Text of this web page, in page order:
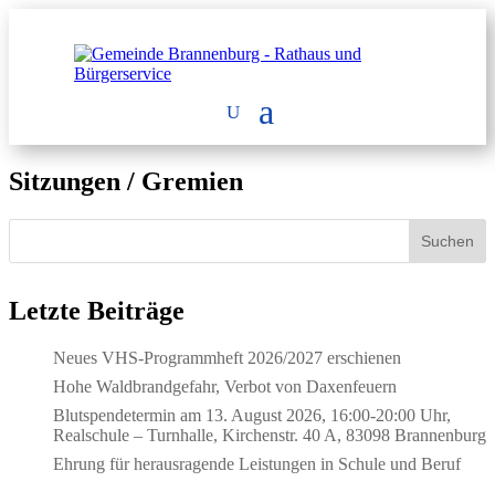
Sitzungen / Gremien
Suchen
Letzte Beiträge
Neues VHS-Programmheft 2026/2027 erschienen
Hohe Waldbrandgefahr, Verbot von Daxenfeuern
Blutspendetermin am 13. August 2026, 16:00-20:00 Uhr,
Realschule – Turnhalle, Kirchenstr. 40 A, 83098 Brannenburg
Ehrung für herausragende Leistungen in Schule und Beruf